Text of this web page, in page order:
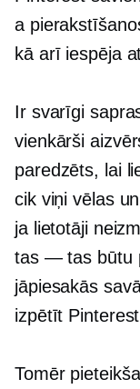
a
kā arī iespēja
Ir svarīgi
vienkārši
paredzēts, lai
cik viņi vēlas
ja lietotāji
tas — tas būtu
jāpiesakās
izpētīt
Tomēr